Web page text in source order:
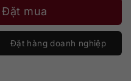
số lượng
Đặt mua
Đặt hàng doanh nghiệp